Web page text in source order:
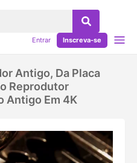
Entrar Inscreva-se
Antigo, Da Placa
Reprodutor
Antigo Em 4K